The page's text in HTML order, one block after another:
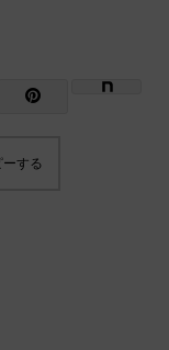
する